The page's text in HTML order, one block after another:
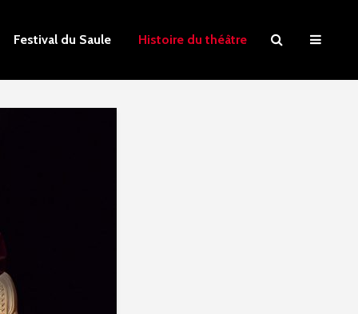
Festival du Saule Histoire du théâtre